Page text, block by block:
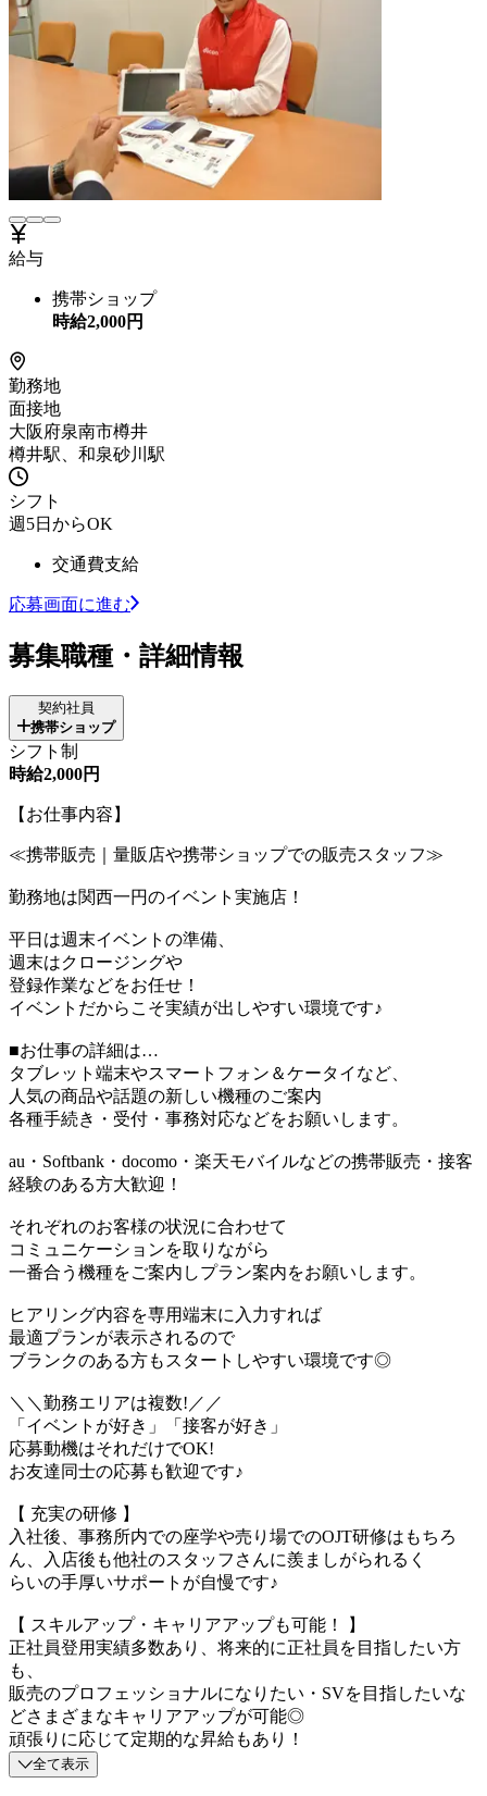
給与
携帯ショップ
時給2,000円
勤務地
面接地
大阪府泉南市樽井
樽井駅、和泉砂川駅
シフト
週5日からOK
交通費支給
応募画面に進む
募集職種・詳細情報
契約社員
携帯ショップ
シフト制
時給2,000円
【お仕事内容】
≪携帯販売｜量販店や携帯ショップでの販売スタッフ≫
勤務地は関西一円のイベント実施店！
平日は週末イベントの準備、
週末はクロージングや
登録作業などをお任せ！
イベントだからこそ実績が出しやすい環境です♪
■お仕事の詳細は…
タブレット端末やスマートフォン＆ケータイなど、
人気の商品や話題の新しい機種のご案内
各種手続き・受付・事務対応などをお願いします。
au・Softbank・docomo・楽天モバイルなどの携帯販売・接客
経験のある方大歓迎！
それぞれのお客様の状況に合わせて
コミュニケーションを取りながら
一番合う機種をご案内しプラン案内をお願いします。
ヒアリング内容を専用端末に入力すれば
最適プランが表示されるので
ブランクのある方もスタートしやすい環境です◎
＼＼勤務エリアは複数!／／
「イベントが好き」「接客が好き」
応募動機はそれだけでOK!
お友達同士の応募も歓迎です♪
【 充実の研修 】
入社後、事務所内での座学や売り場でのOJT研修はもちろ
ん、入店後も他社のスタッフさんに羨ましがられるく
らいの手厚いサポートが自慢です♪
【 スキルアップ・キャリアアップも可能！ 】
正社員登用実績多数あり、将来的に正社員を目指したい方
も、
販売のプロフェッショナルになりたい・SVを目指したいな
どさまざまなキャリアアップが可能◎
頑張りに応じて定期的な昇給もあり！
全て表示